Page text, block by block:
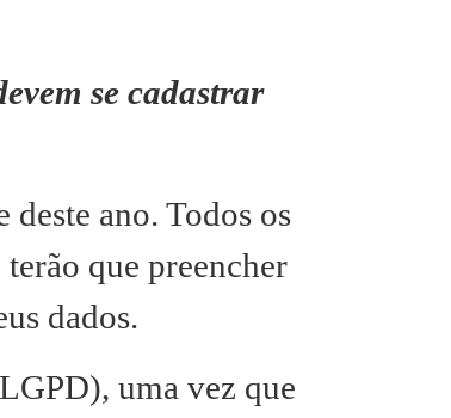
se cadastrar
ano. Todos os
que preencher
dados.
uma vez que